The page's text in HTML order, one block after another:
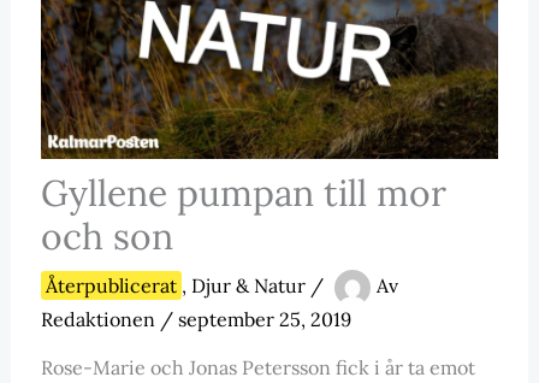
Gyllene pumpan till mor
och son
Återpublicerat , Djur & Natur/
Av
Redaktionen / september 25, 2019
Rose-Marie och Jonas Petersson fick i år ta emot